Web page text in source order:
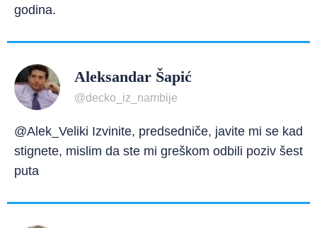
godina.
Aleksandar Šapić
@decko_iz_nambije
@Alek_Veliki Izvinite, predsedniče, javite mi se kad
stignete, mislim da ste mi greškom odbili poziv šest
puta